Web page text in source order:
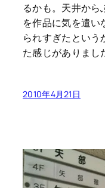
るかも。天井から
を作品に気を遣い
られすぎたという
た感じがありまし
2010年4月21日